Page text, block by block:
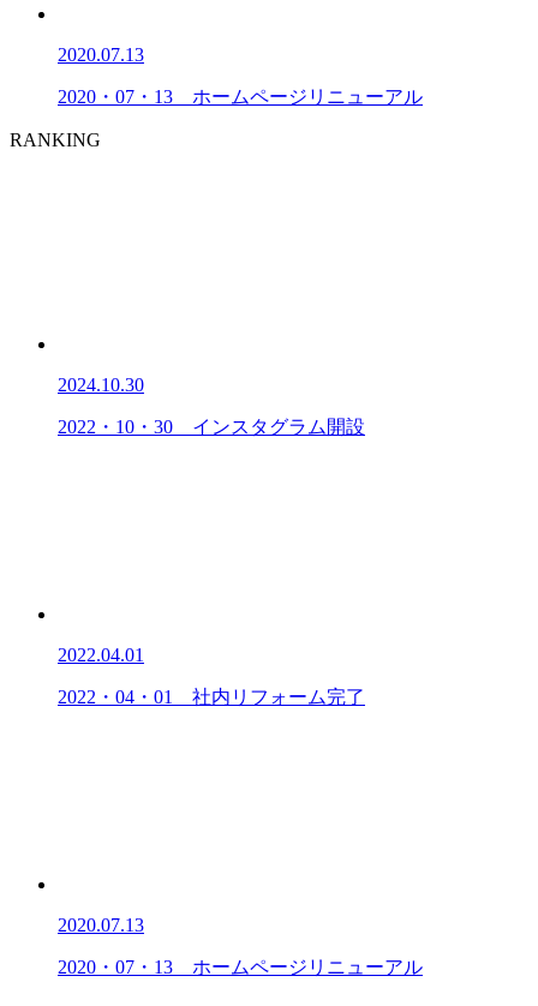
2020.07.13
2020・07・13 ホームページリニューアル
RANKING
2024.10.30
2022・10・30 インスタグラム開設
2022.04.01
2022・04・01 社内リフォーム完了
2020.07.13
2020・07・13 ホームページリニューアル